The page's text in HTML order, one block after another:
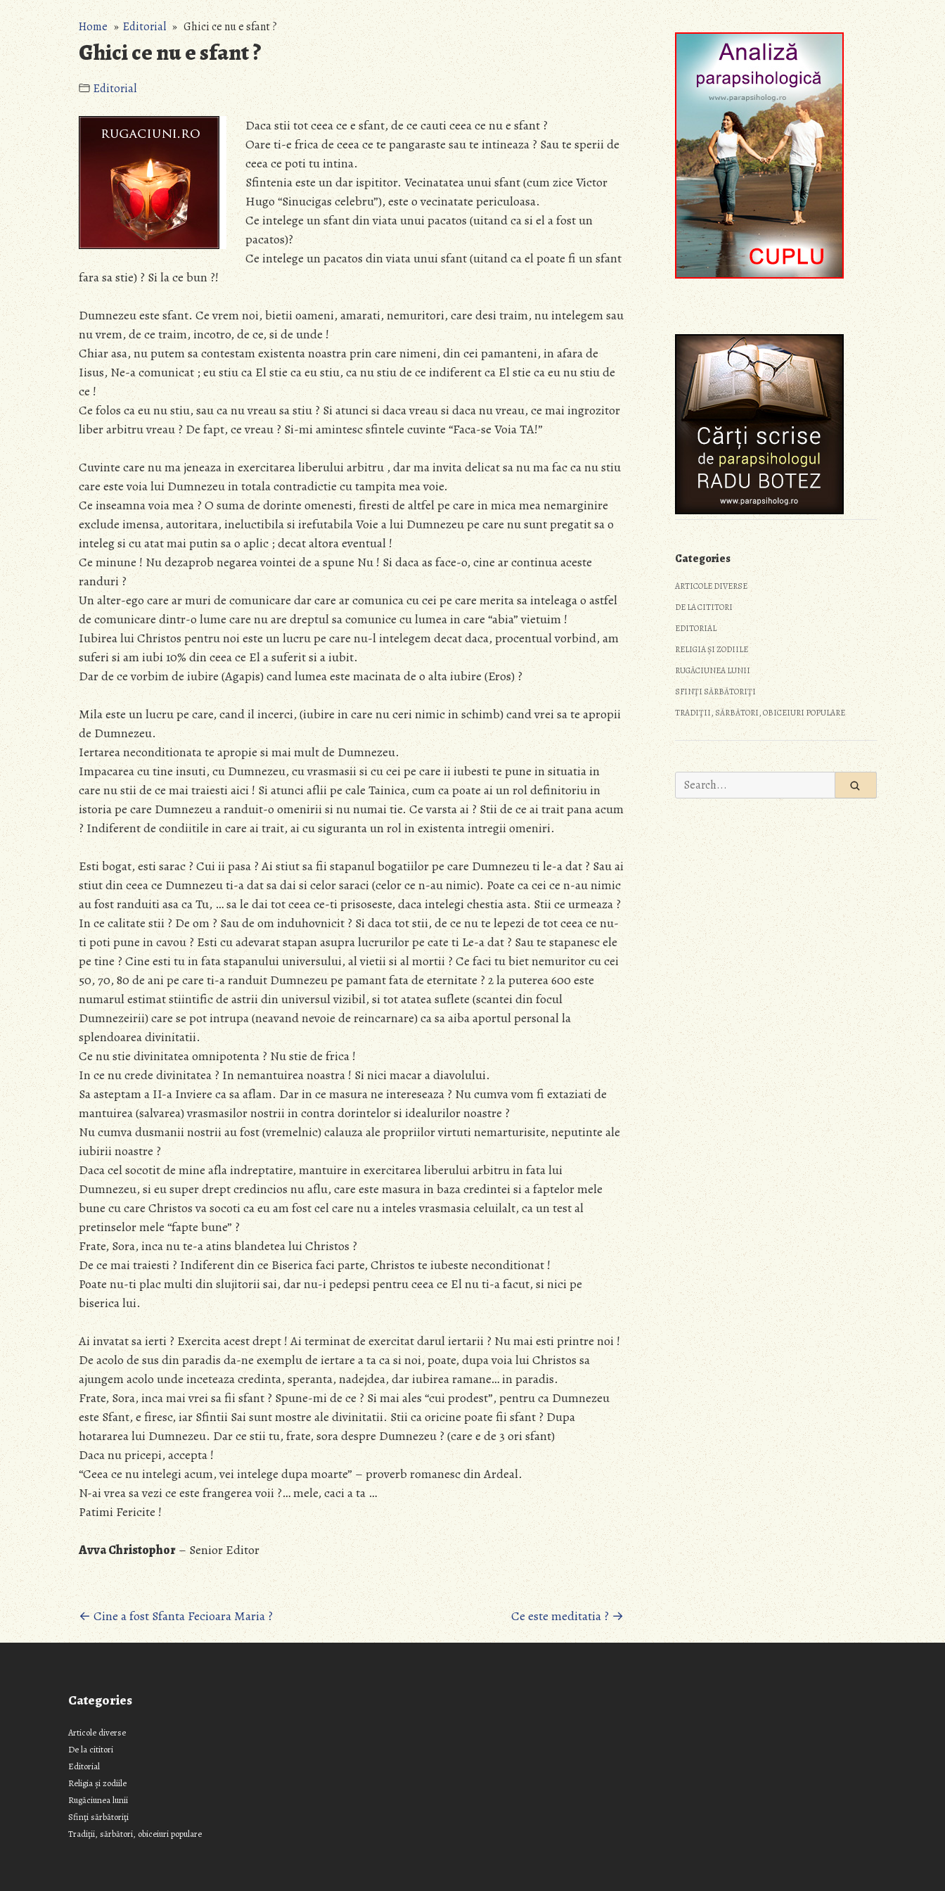
Home»Editorial» Ghici ce nu e sfant ?
Ghici ce nu e sfant ?
Editorial
Daca stii tot ceea ce e sfant, de ce cauti ceea ce nu e sfant ?
Oare ti-e frica de ceea ce te pangaraste sau te intineaza ? Sau te sperii de
ceea ce poti tu intina.
Sfintenia este un dar ispititor. Vecinatatea unui sfant (cum zice Victor
Hugo “Sinucigas celebru”), este o vecinatate periculoasa.
Ce intelege un sfant din viata unui pacatos (uitand ca si el a fost un
pacatos)?
Ce intelege un pacatos din viata unui sfant (uitand ca el poate fi un sfant
fara sa stie) ? Si la ce bun ?!
Dumnezeu este sfant. Ce vrem noi, bietii oameni, amarati, nemuritori, care desi traim, nu intelegem sau
nu vrem, de ce traim, incotro, de ce, si de unde !
Chiar asa, nu putem sa contestam existenta noastra prin care nimeni, din cei pamanteni, in afara de
Iisus, Ne-a comunicat ; eu stiu ca El stie ca eu stiu, ca nu stiu de ce indiferent ca El stie ca eu nu stiu de
ce !
Ce folos ca eu nu stiu, sau ca nu vreau sa stiu ? Si atunci si daca vreau si daca nu vreau, ce mai ingrozitor
liber arbitru vreau ? De fapt, ce vreau ? Si-mi amintesc sfintele cuvinte “Faca-se Voia TA!”
Cuvinte care nu ma jeneaza in exercitarea liberului arbitru , dar ma invita delicat sa nu ma fac ca nu stiu
care este voia lui Dumnezeu in totala contradictie cu tampita mea voie.
Ce inseamna voia mea ? O suma de dorinte omenesti, firesti de altfel pe care in mica mea nemarginire
exclude imensa, autoritara, ineluctibila si irefutabila Voie a lui Dumnezeu pe care nu sunt pregatit sa o
inteleg si cu atat mai putin sa o aplic ; decat altora eventual !
Ce minune ! Nu dezaprob negarea vointei de a spune Nu ! Si daca as face-o, cine ar continua aceste
randuri ?
Un alter-ego care ar muri de comunicare dar care ar comunica cu cei pe care merita sa inteleaga o astfel
de comunicare dintr-o lume care nu are dreptul sa comunice cu lumea in care “abia” vietuim !
Iubirea lui Christos pentru noi este un lucru pe care nu-l intelegem decat daca, procentual vorbind, am
suferi si am iubi 10% din ceea ce El a suferit si a iubit.
Dar de ce vorbim de iubire (Agapis) cand lumea este macinata de o alta iubire (Eros) ?
Mila este un lucru pe care, cand il incerci, (iubire in care nu ceri nimic in schimb) cand vrei sa te apropii
de Dumnezeu.
Iertarea neconditionata te apropie si mai mult de Dumnezeu.
Impacarea cu tine insuti, cu Dumnezeu, cu vrasmasii si cu cei pe care ii iubesti te pune in situatia in
care nu stii de ce mai traiesti aici ! Si atunci aflii pe cale Tainica, cum ca poate ai un rol definitoriu in
istoria pe care Dumnezeu a randuit-o omenirii si nu numai tie. Ce varsta ai ? Stii de ce ai trait pana acum
? Indiferent de condiitile in care ai trait, ai cu siguranta un rol in existenta intregii omeniri.
Esti bogat, esti sarac ? Cui ii pasa ? Ai stiut sa fii stapanul bogatiilor pe care Dumnezeu ti le-a dat ? Sau ai
stiut din ceea ce Dumnezeu ti-a dat sa dai si celor saraci (celor ce n-au nimic). Poate ca cei ce n-au nimic
au fost randuiti asa ca Tu, … sa le dai tot ceea ce-ti prisoseste, daca intelegi chestia asta. Stii ce urmeaza ?
In ce calitate stii ? De om ? Sau de om induhovnicit ? Si daca tot stii, de ce nu te lepezi de tot ceea ce nu-
ti poti pune in cavou ? Esti cu adevarat stapan asupra lucrurilor pe cate ti Le-a dat ? Sau te stapanesc ele
pe tine ? Cine esti tu in fata stapanului universului, al vietii si al mortii ? Ce faci tu biet nemuritor cu cei
50, 70, 80 de ani pe care ti-a randuit Dumnezeu pe pamant fata de eternitate ? 2 la puterea 600 este
numarul estimat stiintific de astrii din universul vizibil, si tot atatea suflete (scantei din focul
Dumnezeirii) care se pot intrupa (neavand nevoie de reincarnare) ca sa aiba aportul personal la
splendoarea divinitatii.
Ce nu stie divinitatea omnipotenta ? Nu stie de frica !
In ce nu crede divinitatea ? In nemantuirea noastra ! Si nici macar a diavolului.
Sa asteptam a II-a Inviere ca sa aflam. Dar in ce masura ne intereseaza ? Nu cumva vom fi extaziati de
mantuirea (salvarea) vrasmasilor nostrii in contra dorintelor si idealurilor noastre ?
Nu cumva dusmanii nostrii au fost (vremelnic) calauza ale propriilor virtuti nemarturisite, neputinte ale
iubirii noastre ?
Daca cel socotit de mine afla indreptatire, mantuire in exercitarea liberului arbitru in fata lui
Dumnezeu, si eu super drept credincios nu aflu, care este masura in baza credintei si a faptelor mele
bune cu care Christos va socoti ca eu am fost cel care nu a inteles vrasmasia celuilalt, ca un test al
pretinselor mele “fapte bune” ?
Frate, Sora, inca nu te-a atins blandetea lui Christos ?
De ce mai traiesti ? Indiferent din ce Biserica faci parte, Christos te iubeste neconditionat !
Poate nu-ti plac multi din slujitorii sai, dar nu-i pedepsi pentru ceea ce El nu ti-a facut, si nici pe
biserica lui.
Ai invatat sa ierti ? Exercita acest drept ! Ai terminat de exercitat darul iertarii ? Nu mai esti printre noi !
De acolo de sus din paradis da-ne exemplu de iertare a ta ca si noi, poate, dupa voia lui Christos sa
ajungem acolo unde inceteaza credinta, speranta, nadejdea, dar iubirea ramane… in paradis.
Frate, Sora, inca mai vrei sa fii sfant ? Spune-mi de ce ? Si mai ales “cui prodest”, pentru ca Dumnezeu
este Sfant, e firesc, iar Sfintii Sai sunt mostre ale divinitatii. Stii ca oricine poate fii sfant ? Dupa
hotararea lui Dumnezeu. Dar ce stii tu, frate, sora despre Dumnezeu ? (care e de 3 ori sfant)
Daca nu pricepi, accepta !
“Ceea ce nu intelegi acum, vei intelege dupa moarte” – proverb romanesc din Ardeal.
N-ai vrea sa vezi ce este frangerea voii ?… mele, caci a ta …
Patimi Fericite !
Avva Christophor– Senior Editor
Posts
navigation
← Cine a fost Sfanta Fecioara Maria ? Ce este meditatia ?→
Categories
ARTICOLE DIVERSE
DE LA CITITORI
EDITORIAL
RELIGIA ȘI ZODIILE
RUGĂCIUNEA LUNII
SFINŢI SĂRBĂTORIŢI
TRADIŢII, SĂRBĂTORI, OBICEIURI POPULARE
Search
for:
Categories
Articole diverse
De la cititori
Editorial
Religia și zodiile
Rugăciunea lunii
Sfinţi sărbătoriţi
Tradiţii, sărbători, obiceiuri populare